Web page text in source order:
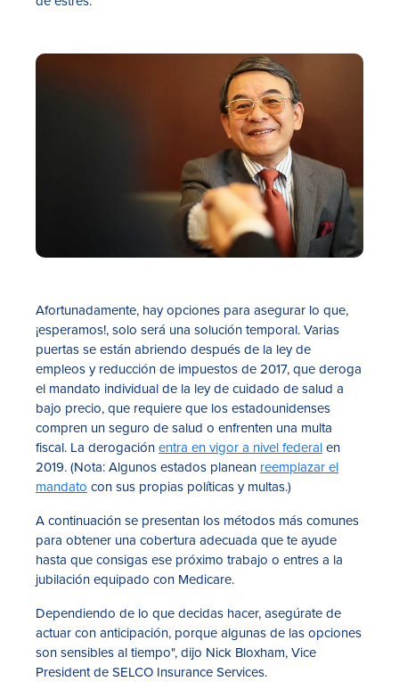
Contáctanos
Afortunadamente, hay opciones para asegurar lo que,
¡esperamos!, solo será una solución temporal. Varias
puertas se están abriendo después de la ley de
empleos y reducción de impuestos de 2017, que deroga
el mandato individual de la ley de cuidado de salud a
bajo precio, que requiere que los estadounidenses
compren un seguro de salud o enfrenten una multa
fiscal. La derogaciónentra en vigor a nivel federalen
2019. (Nota: Algunos estados planean reemplazar el
mandato con sus propias políticas y multas.)
A continuación se presentan los métodos más comunes
para obtener una cobertura adecuada que te ayude
hasta que consigas ese próximo trabajo o entres a la
jubilación equipado con Medicare.
Dependiendo de lo que decidas hacer, asegúrate de
actuar con anticipación, porque algunas de las opciones
son sensibles al tiempo", dijo Nick Bloxham, Vice
President de SELCO Insurance Services.